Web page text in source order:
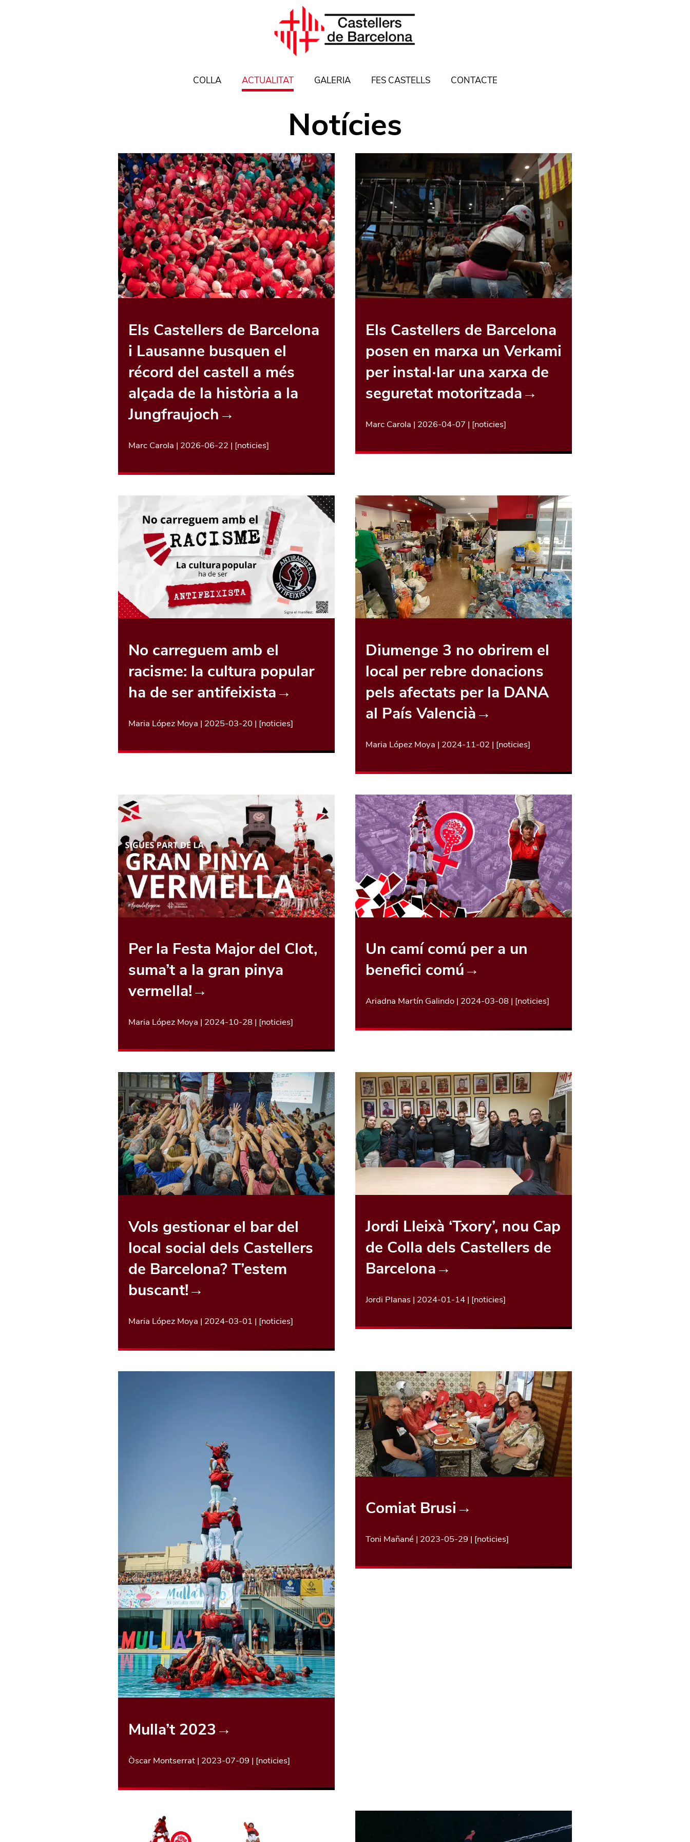
COLLA ACTUALITAT GALERIA FES CASTELLS CONTACTE
Notícies
Els Castellers de Barcelona
i Lausanne busquen el
récord del castell a més
alçada de la història a la
Jungfraujoch→
Marc Carola | 2026-06-22 | [noticies]
Els Castellers de Barcelona
posen en marxa un Verkami
per instal·lar una xarxa de
seguretat motoritzada→
Marc Carola | 2026-04-07 | [noticies]
No carreguem amb el
racisme: la cultura popular
ha de ser antifeixista→
Maria López Moya | 2025-03-20| [noticies]
Diumenge 3 no obrirem el
local per rebre donacions
pels afectats per la DANA
al País Valencià→
Maria López Moya | 2024-11-02 | [noticies]
Per la Festa Major del Clot,
suma’t a la gran pinya
vermella!→
Maria López Moya | 2024-10-28| [noticies]
Un camí comú per a un
benefici comú→
Ariadna Martín Galindo | 2024-03-08 | [noticies]
Vols gestionar el bar del
local social dels Castellers
de Barcelona? T’estem
buscant!→
Maria López Moya | 2024-03-01 | [noticies]
Jordi Lleixà ‘Txory’, nou Cap
de Colla dels Castellers de
Barcelona→
Jordi Planas | 2024-01-14 | [noticies]
Mulla’t 2023→
Òscar Montserrat| 2023-07-09 | [noticies]
Comiat Brusi→
Toni Mañané | 2023-05-29 | [noticies]